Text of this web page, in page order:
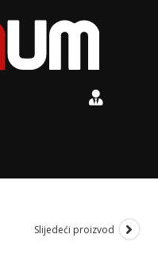
Slijedeći proizvod